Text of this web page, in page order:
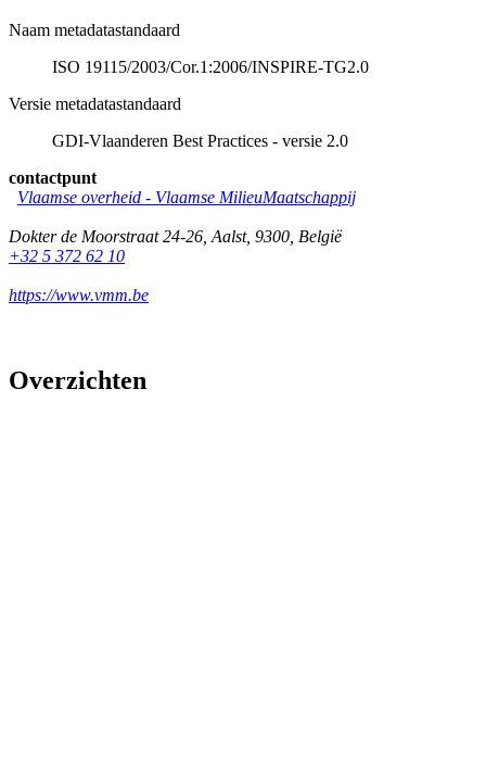
Naam metadatastandaard
ISO 19115/2003/Cor.1:2006/INSPIRE-TG2.0
Versie metadatastandaard
GDI-Vlaanderen Best Practices - versie 2.0
contactpunt
Vlaamse overheid - Vlaamse MilieuMaatschappij
Dokter de Moorstraat 24-26 Aalst, 9300 België
+32 5 372 62 10
https://www.vmm.be
Overzichten